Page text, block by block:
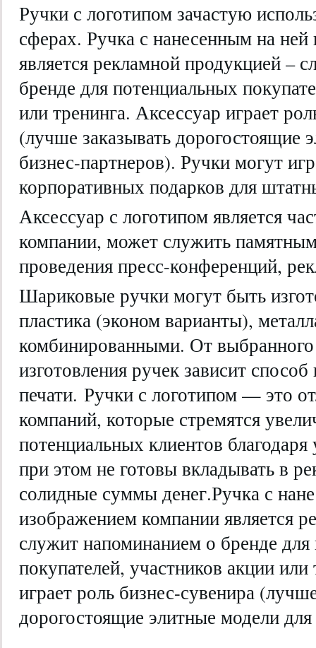
Ручки с логотипом зачастую
сферах. Ручка с нанесенным на
является рекламной продукцией –
бренде для потенциальных
или тренинга. Аксессуар играет
(лучше заказывать дорогостоящие
бизнес-партнеров). Ручки могут
корпоративных подарков для
Аксессуар с логотипом является
компании, может служить
проведения пресс-конференций,
Шариковые ручки могут быть
пластика (эконом варианты),
комбинированными. От выбранного
изготовления ручек зависит
печати. Ручки с логотипом — это
компаний, которые стремятся
потенциальных клиентов
при этом не готовы вкладывать в
солидные суммы денег.Ручка с
изображением компании является
служит напоминанием о бренде
покупателей, участников акции
играет роль бизнес-сувенира
дорогостоящие элитные модели